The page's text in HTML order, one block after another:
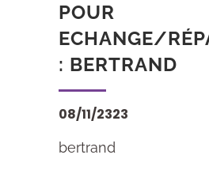
POUR
ECHANGE/
: BERTRAND
08/11/2323
bertrand